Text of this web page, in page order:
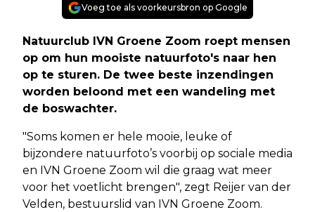
Voeg toe als voorkeursbron op Google
Natuurclub IVN Groene Zoom roept mensen
op om hun mooiste natuurfoto's naar hen
op te sturen. De twee beste inzendingen
worden beloond met een wandeling met
de boswachter.
"Soms komen er hele mooie, leuke of
bijzondere natuurfoto’s voorbij op sociale media
en IVN Groene Zoom wil die graag wat meer
voor het voetlicht brengen", zegt Reijer van der
Velden, bestuurslid van IVN Groene Zoom.